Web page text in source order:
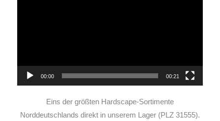
00:00 00:21
Eins der größten Hardscape-Sortimente
Norddeutschlands direkt in unserem Lager (PLZ 31555).